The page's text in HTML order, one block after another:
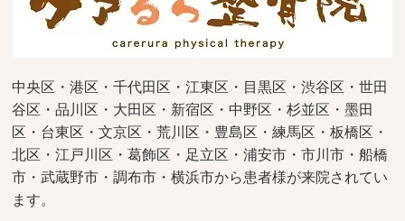
中央区・港区・千代田区・江東区・目黒区・渋谷区・世田
谷区・品川区・大田区・新宿区・中野区・杉並区・墨田
区・台東区・文京区・荒川区・豊島区・練馬区・板橋区・
北区・江戸川区・葛飾区・足立区・浦安市・市川市・船橋
市・武蔵野市・調布市・横浜市から患者様が来院されてい
ます。